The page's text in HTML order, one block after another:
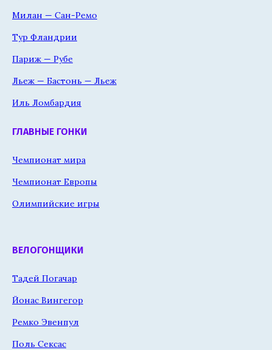
Милан — Сан-Ремо
Тур Фландрии
Париж — Рубе
Льеж — Бастонь — Льеж
Иль Ломбардия
ГЛАВНЫЕ ГОНКИ
Чемпионат мира
Чемпионат Европы
Олимпийские игры
ВЕЛОГОНЩИКИ
Тадей Погачар
Йонас Вингегор
Ремко Эвенпул
Поль Сексас